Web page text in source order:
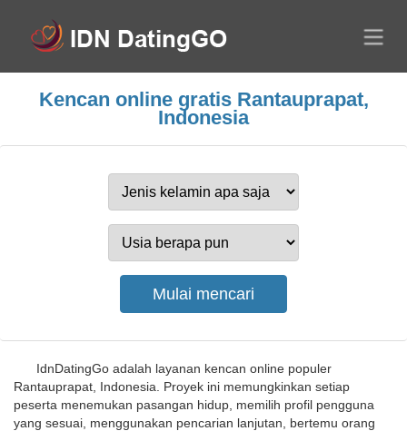
Kencan online gratis Rantauprapat,
Indonesia
IdnDatingGo adalah layanan kencan online populer
Rantauprapat, Indonesia. Proyek ini memungkinkan setiap
peserta menemukan pasangan hidup, memilih profil pengguna
yang sesuai, menggunakan pencarian lanjutan, bertemu orang